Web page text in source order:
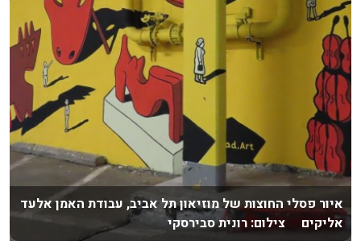
איור פסלי החוצות של מוזיאון תל אביב, עבודת האמן אלעד
אליקים צילום: רונית סבירסקי